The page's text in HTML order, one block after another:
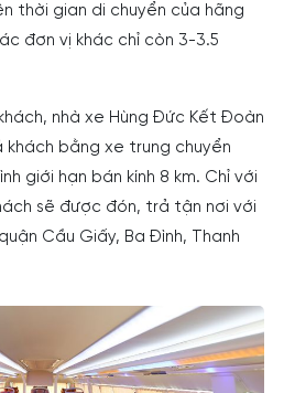
thời gian di chuyển của hãng
đơn vị khác chỉ còn 3-3.5
nhà xe Hùng Đức Kết Đoàn
khách bằng xe trung chuyển
giới hạn bán kính 8 km. Chỉ với
sẽ được đón, trả tận nơi với
Cầu Giấy, Ba Đình, Thanh